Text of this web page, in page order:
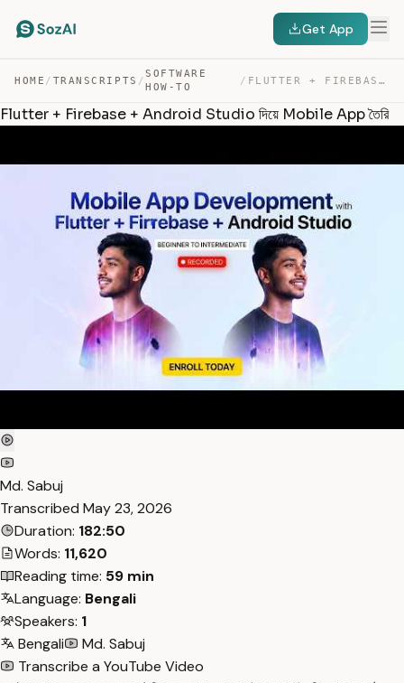
Get App
HOME / TRANSCRIPTS /
SOFTWARE
HOW-TO
/ FLUTTER + FIREBASE + ANDROID STUDIO দিয়ে MOBILE APP তৈরি — TRANSCRIPT
Flutter + Firebase + Android Studio দিয়ে Mobile App তৈরি
Md. Sabuj
Transcribed May 23, 2026
Duration: 182:50
Words: 11,620
Reading time: 59 min
Language: Bengali
Speakers: 1
Bengali
Md. Sabuj
Transcribe a YouTube Video